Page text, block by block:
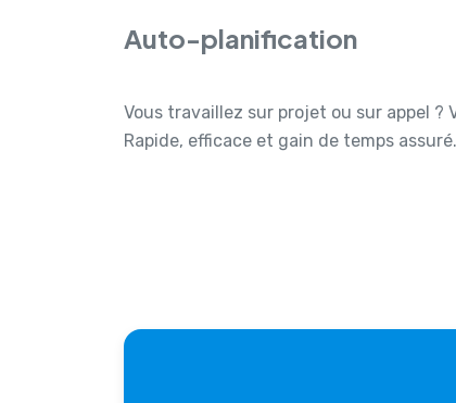
Auto-planification
Vous travaillez sur projet ou sur appel ?
Rapide, efficace et gain de temps assuré.